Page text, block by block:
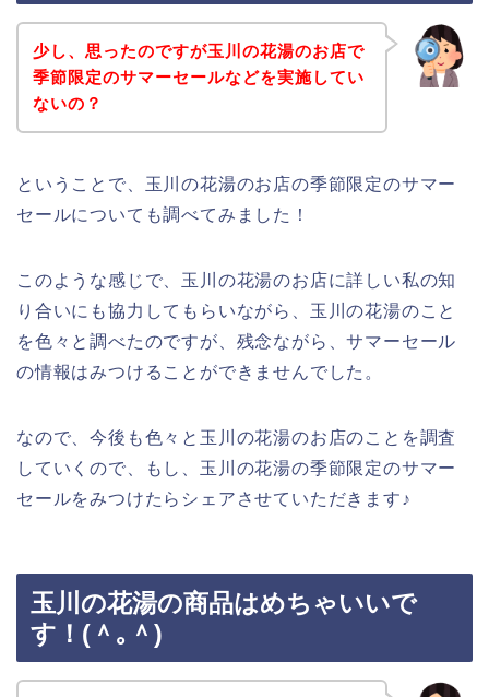
少し、思ったのですが玉川の花湯のお店で
季節限定のサマーセールなどを実施してい
ないの？
ということで、玉川の花湯のお店の季節限定のサマー
セールについても調べてみました！
このような感じで、玉川の花湯のお店に詳しい私の知
り合いにも協力してもらいながら、玉川の花湯のこと
を色々と調べたのですが、残念ながら、サマーセール
の情報はみつけることができませんでした。
なので、今後も色々と玉川の花湯のお店のことを調査
していくので、もし、玉川の花湯の季節限定のサマー
セールをみつけたらシェアさせていただきます♪
玉川の花湯の商品はめちゃいいで
す！(＾｡＾)